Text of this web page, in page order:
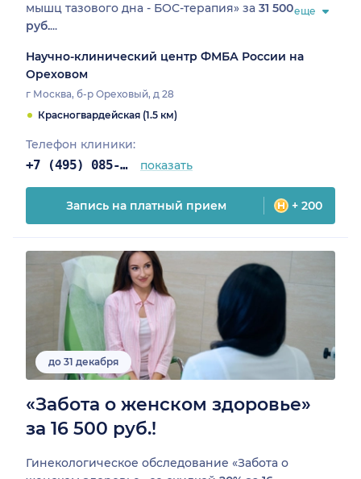
мышц тазового дна - БОС-терапия» за 31 500
руб....
еще
Научно-клинический центр ФМБА России на
Ореховом
г Москва, б-р Ореховый, д 28
Красногвардейская (1.5 км)
Телефон клиники:
+7 (495) 085-25-03 показать
Запись на платный прием + 200
до 31 декабря
«Забота о женском здоровье»
за 16 500 руб.!
Гинекологическое обследование «Забота о